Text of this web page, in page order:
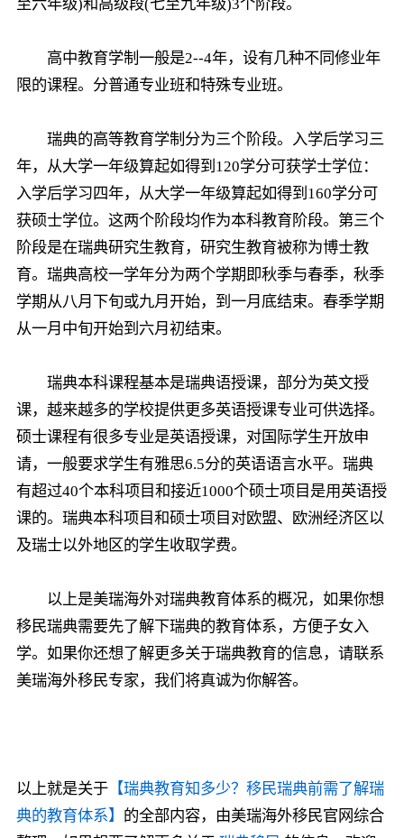
至六年级)和高级段(七至九年级)3个阶段。
高中教育学制一般是2--4年，设有几种不同修业年
限的课程。分普通专业班和特殊专业班。
瑞典的高等教育学制分为三个阶段。入学后学习三
年，从大学一年级算起如得到120学分可获学士学位：
入学后学习四年，从大学一年级算起如得到160学分可
获硕士学位。这两个阶段均作为本科教育阶段。第三个
阶段是在瑞典研究生教育，研究生教育被称为博士教
育。瑞典高校一学年分为两个学期即秋季与春季，秋季
学期从八月下旬或九月开始，到一月底结束。春季学期
从一月中旬开始到六月初结束。
瑞典本科课程基本是瑞典语授课，部分为英文授
课，越来越多的学校提供更多英语授课专业可供选择。
硕士课程有很多专业是英语授课，对国际学生开放申
请，一般要求学生有雅思6.5分的英语语言水平。瑞典
有超过40个本科项目和接近1000个硕士项目是用英语授
课的。瑞典本科项目和硕士项目对欧盟、欧洲经济区以
及瑞士以外地区的学生收取学费。
以上是美瑞海外对瑞典教育体系的概况，如果你想
移民瑞典需要先了解下瑞典的教育体系，方便子女入
学。如果你还想了解更多关于瑞典教育的信息，请联系
美瑞海外移民专家，我们将真诚为你解答。
以上就是关于【瑞典教育知多少？移民瑞典前需了解瑞
典的教育体系】 的全部内容，由美瑞海外移民官网综合